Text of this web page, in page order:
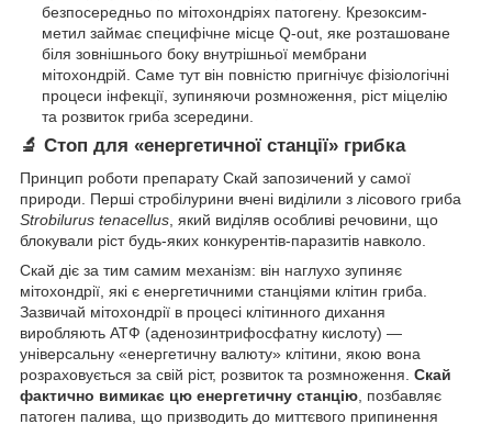
безпосередньо по мітохондріях патогену. Крезоксим-
метил займає специфічне місце Q-out, яке розташоване
біля зовнішнього боку внутрішньої мембрани
мітохондрій. Саме тут він повністю пригнічує фізіологічні
процеси інфекції, зупиняючи розмноження, ріст міцелію
та розвиток гриба зсередини.
🔬 Стоп для «енергетичної станції» грибка
Принцип роботи препарату Скай запозичений у самої
природи. Перші стробілурини вчені виділили з лісового гриба
Strobilurus tenacellus, який виділяв особливі речовини, що
блокували ріст будь-яких конкурентів-паразитів навколо.
Скай діє за тим самим механізм: він наглухо зупиняє
мітохондрії, які є енергетичними станціями клітин гриба.
Зазвичай мітохондрії в процесі клітинного дихання
виробляють АТФ (аденозинтрифосфатну кислоту) —
універсальну «енергетичну валюту» клітини, якою вона
розраховується за свій ріст, розвиток та розмноження. Скай
фактично вимикає цю енергетичну станцію, позбавляє
патоген палива, що призводить до миттєвого припинення